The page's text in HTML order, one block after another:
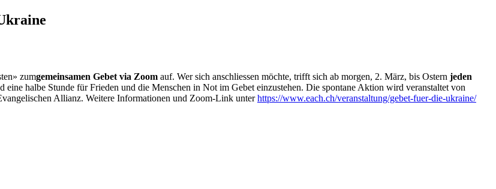
zumgemeinsamen Gebet via Zoom auf. Wer sich anschliessen möchte, trifft sich ab morgen, 2. März, bis Ostern jeden
halbe Stunde für Frieden und die Menschen in Not im Gebet einzustehen. Die spontane Aktion wird veranstaltet von
Allianz. Weitere Informationen und Zoom-Link unterhttps://www.each.ch/veranstaltung/gebet-fuer-die-ukraine/